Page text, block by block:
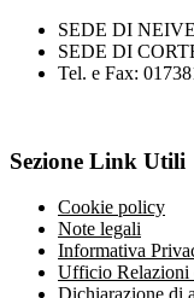
SEDE DI
SEDE DI
Tel. e Fax:
Sezione Link Utili
Cookie policy
Note legali
Informativa
Ufficio Relazioni